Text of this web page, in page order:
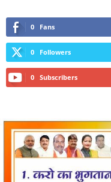
0 Fans
0 Followers
0 Subscribers